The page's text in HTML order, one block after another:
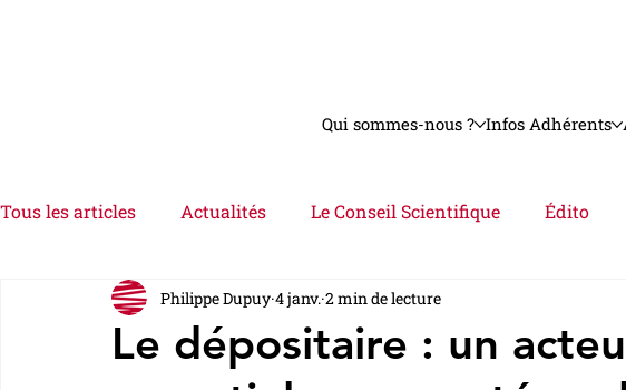
Qui sommes-nous ? Infos Adhérents
Tous les articles Actualités Le Conseil Scientifique Édito
Interviews Videos Le Dossier
Le dépositaire : un
Philippe Dupuy 4 janv. 2 min de lecture